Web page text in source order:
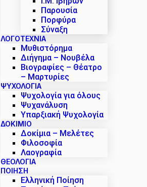
Παρουσία
Πορφύρα
Σύναξη
ΛΟΓΟΤΕΧΝΙΑ
Μυθιστόρημα
Διήγημα – Νουβέλα
Βιογραφίες – Θέατρο
– Μαρτυρίες
ΨΥΧΟΛΟΓΙΑ
Ψυχολογία για όλους
Ψυχανάλυση
Υπαρξιακή Ψυχολογία
ΔΟΚΊΜΙΟ
Δοκίμια – Μελέτες
Φιλοσοφία
Λαογραφία
ΘΕΟΛΟΓΙΑ
ΠΟΙΗΣΗ
Ελληνική Ποίηση